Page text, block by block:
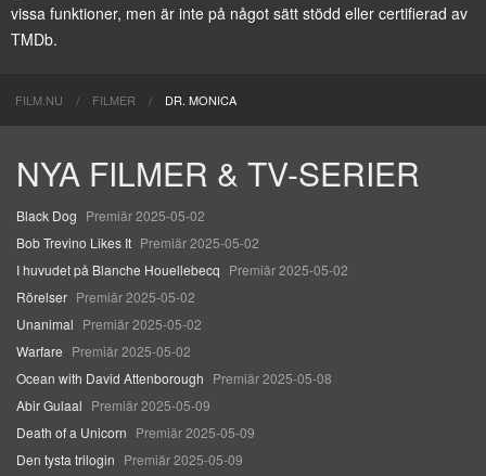
vissa funktioner, men är inte på något sätt stödd eller certifierad av
TMDb.
FILM.NU FILMER DR. MONICA
NYA FILMER & TV-SERIER
Black Dog Premiär 2025-05-02
Bob Trevino Likes It Premiär 2025-05-02
I huvudet på Blanche Houellebecq Premiär 2025-05-02
Rörelser Premiär 2025-05-02
Unanimal Premiär 2025-05-02
Warfare Premiär 2025-05-02
Ocean with David Attenborough Premiär 2025-05-08
Abir Gulaal Premiär 2025-05-09
Death of a Unicorn Premiär 2025-05-09
Den tysta trilogin Premiär 2025-05-09